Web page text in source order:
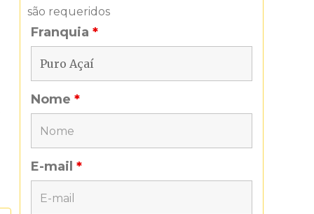
são requeridos
Franquia *
Nome *
E-mail *